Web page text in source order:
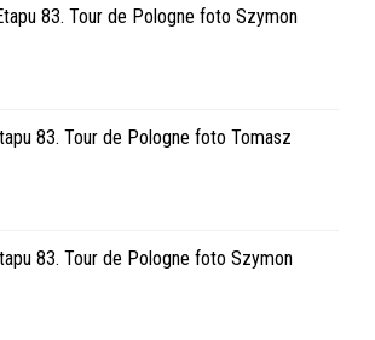
83. Tour de Pologne foto Szymon
83. Tour de Pologne foto Tomasz
83. Tour de Pologne foto Szymon